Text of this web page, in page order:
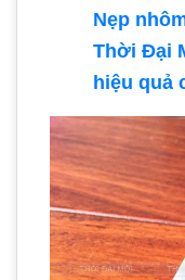
Nẹp
Thời Đại
hiệu quả